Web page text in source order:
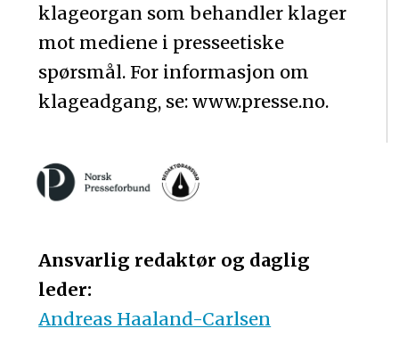
klageorgan som behandler klager
mot mediene i presseetiske
spørsmål. For informasjon om
klageadgang, se: www.presse.no.
Ansvarlig redaktør og daglig
leder:
Andreas Haaland-Carlsen